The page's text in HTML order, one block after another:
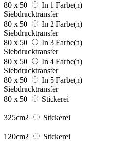
80 x 50
In 1 Farbe(n)
Siebdrucktransfer
80 x 50
In 2 Farbe(n)
Siebdrucktransfer
80 x 50
In 3 Farbe(n)
Siebdrucktransfer
80 x 50
In 4 Farbe(n)
Siebdrucktransfer
80 x 50
In 5 Farbe(n)
Siebdrucktransfer
80 x 50
Stickerei
325cm2 Stickerei
120cm2 Stickerei